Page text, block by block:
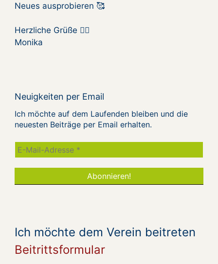
Neues ausprobieren 🥰
Herzliche Grüße 🧘‍♀️
Monika
Neuigkeiten per Email
Ich möchte auf dem Laufenden bleiben und die
neuesten Beiträge per Email erhalten.
Ich möchte dem Verein beitreten
Beitrittsformular